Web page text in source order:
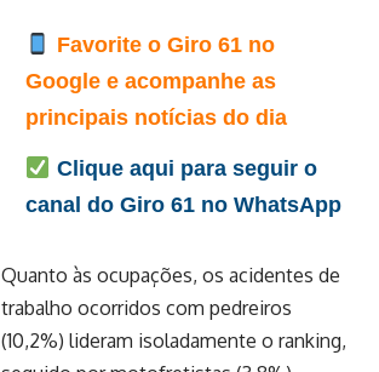
Favorite o Giro 61 no
Google e acompanhe as
principais notícias do dia
Clique aqui para seguir o
canal do Giro 61 no WhatsApp
Quanto às ocupações, os acidentes de
trabalho ocorridos com pedreiros
(10,2%) lideram isoladamente o ranking,